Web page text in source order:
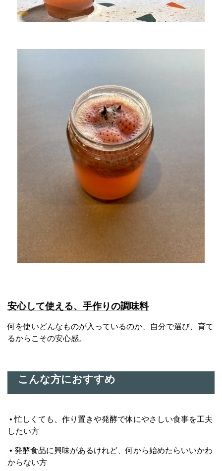
安心して使える、手作りの調味料
何を使いどんなものが入っているのか、自分で選び、育て
るからこその安心感。
こんな方におすすめ
• 忙しくても、作り置きや発酵で体にやさしい食事を工夫
したい方
• 発酵食品に興味があるけれど、何から始めたらいいかわ
からない方